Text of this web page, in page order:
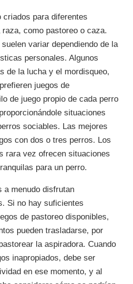
criados para diferentes
como pastoreo o caza.
variar dependiendo de la
personales. Algunos
de la lucha y el mordisqueo,
juegos de
de juego propio de cada perro
situaciones
sociables. Las mejores
con dos o tres perros. Los
rara vez ofrecen situaciones
para un perro.
a menudo disfrutan
Si no hay suficientes
de pastoreo disponibles,
pueden trasladarse, por
la aspiradora. Cuando
inapropiados, debe ser
en ese momento, y al